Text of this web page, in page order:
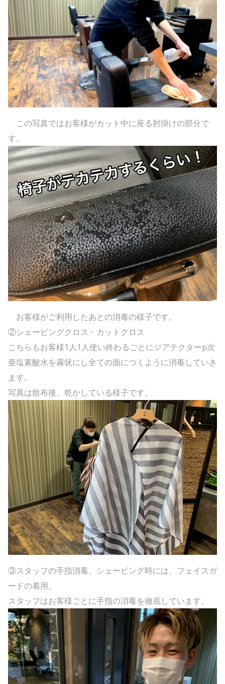
この写真ではお客様がカット中に座る肘掛けの部分で
す。
お客様がご利用したあとの消毒の様子です。
②シェービングクロス・カットクロス
こちらもお客様1人1人使い終わるごとにジアテクターp次
亜塩素酸水を霧状にし全ての面につくように消毒していき
ます。
写真は散布後、乾かしている様子です。
③スタッフの手指消毒。シェービング時には、フェイスガ
ードの着用。
スタッフはお客様ごとに手指の消毒を徹底しています。